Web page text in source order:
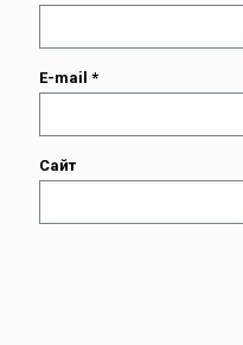
E-mail *
Сайт